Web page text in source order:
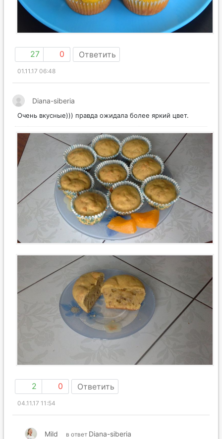
27 0 Ответить
01.11.17 06:48
Diana-siberia
Очень вкусные))) правда ожидала более яркий цвет.
2 0 Ответить
04.11.17 11:54
Mild в ответ Diana-siberia